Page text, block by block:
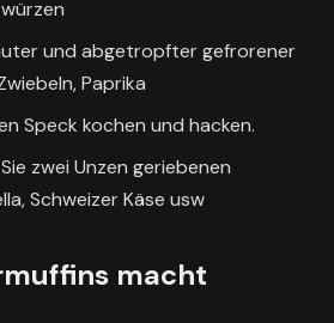
würzen
und abgetropfter gefrorener
Paprika
Speck kochen und hacken.
zwei Unzen geriebenen
Schweizer Käse usw
macht